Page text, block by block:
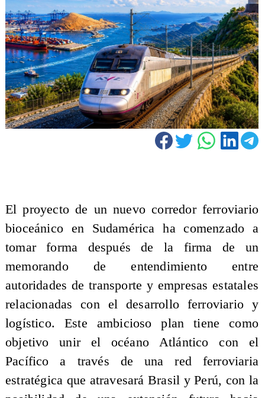
El proyecto de un nuevo corredor ferroviario
bioceánico en Sudamérica ha comenzado a
tomar forma después de la firma de un
memorando de entendimiento entre
autoridades de transporte y empresas estatales
relacionadas con el desarrollo ferroviario y
logístico. Este ambicioso plan tiene como
objetivo unir el océano Atlántico con el
Pacífico a través de una red ferroviaria
estratégica que atravesará Brasil y Perú, con la